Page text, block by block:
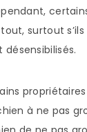
surtout s’ils
à ne pas